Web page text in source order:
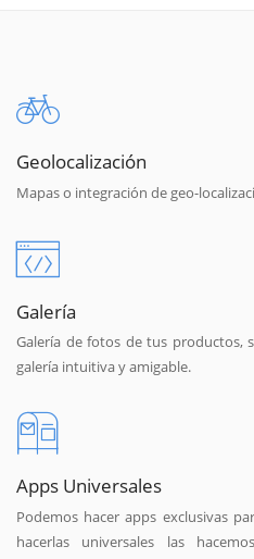
Geolocalización
Mapas o integración de geo-
Galería
Galería de fotos de tus productos,
galería intuitiva y amigable.
Apps Universales
Podemos hacer apps exclusivas
hacerlas universales las